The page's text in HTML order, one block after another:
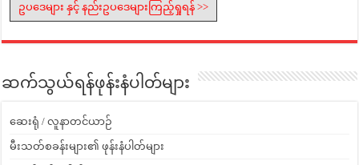
ဥပဒေများ နှင့် နည်းဥပဒေများကြည့်ရှုရန် >>
ဆက်သွယ်ရန်ဖုန်းနံပါတ်များ
ဆေးရုံ / လူနာတင်ယာဉ်
မီးသတ်စခန်းများ၏ ဖုန်းနံပါတ်များ